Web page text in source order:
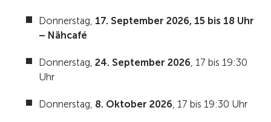
Donnerstag, 17. September 2026, 15 bis 18 Uhr
– Nähcafé
Donnerstag,24. September 2026 , 17 bis 19:30
Uhr
Donnerstag, 8. Oktober 2026 , 17 bis 19:30 Uhr